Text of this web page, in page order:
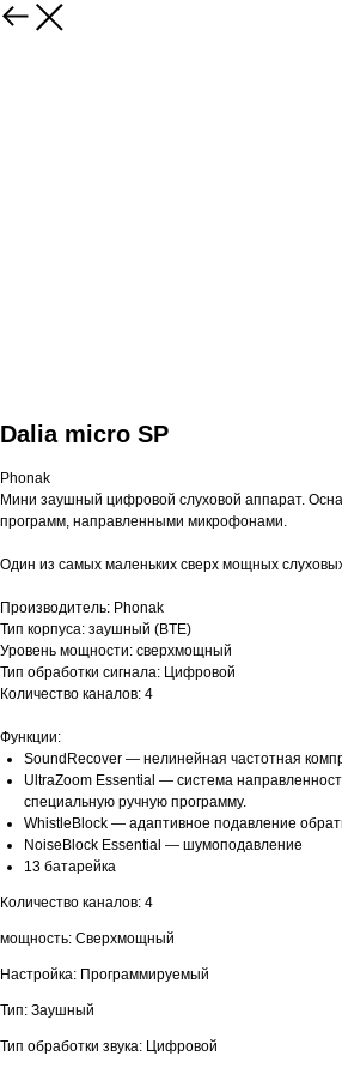
Dalia micro SP
Phonak
Мини заушный цифровой слуховой аппарат.
программ, направленными микрофонами.
Один из самых маленьких сверх мощных
Производитель: Phonak
Тип корпуса: заушный (BTE)
Уровень мощности: сверхмощный
Тип обработки сигнала: Цифровой
Количество каналов: 4
Функции:
SoundRecover — нелинейная частотная
UltraZoom Essential — система
специальную ручную программу.
WhistleBlock — адаптивное подавление
NoiseBlock Essential — шумоподавление
13 батарейка
Количество каналов: 4
мощность: Сверхмощный
Настройка: Программируемый
Тип: Заушный
Тип обработки звука: Цифровой